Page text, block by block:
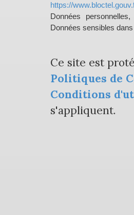
https://
Données
Données sensibles
Ce site est
Politiques de
Conditions
s'appliquent.